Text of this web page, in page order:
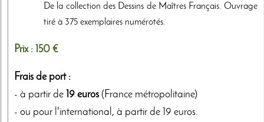
De la collection des Dessins de Maîtres Français. Ouvrage
tiré à 375 exemplaires numérotés.
Prix : 150 €
Frais de port :
- à partir de 19 euros (France métropolitaine)
- ou pour l'international, à partir de 19 euros.